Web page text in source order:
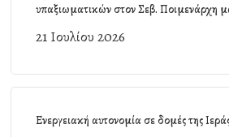
υπαξιωματικών στον Σεβ. Ποιμενάρχη
21 Ιουλίου 2026
Ενεργειακή αυτονομία σε δομές της